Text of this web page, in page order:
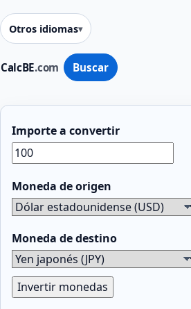
CalcBE.com Buscar
Otros idiomas
Importe a convertir
Moneda de origen
Moneda de destino
Invertir monedas